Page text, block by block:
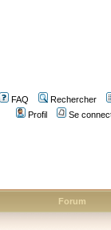
FAQ
Rechercher
Profil
Se
Forum